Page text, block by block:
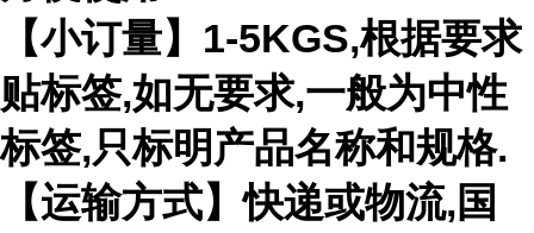
【小订量】1-5KGS,根据要求
贴标签,如无要求,一般为中性
标签,只标明产品名称和规格.
【运输方式】快递或物流,国